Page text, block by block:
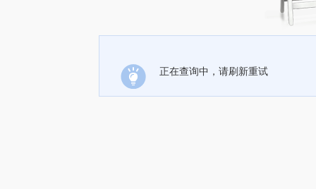
正在查询中，请刷新重试